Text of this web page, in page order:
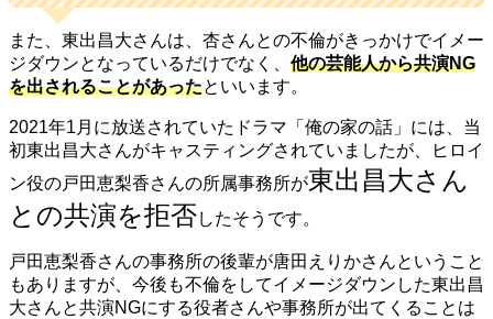
また、東出昌大さんは、杏さんとの不倫がきっかけでイメー
ジダウンとなっているだけでなく、 他の芸能人から共演NG
を出されることがあったといいます。
2021年1月に放送されていたドラマ「俺の家の話」には、当
初東出昌大さんがキャスティングされていましたが、ヒロイ
ン役の戸田恵梨香さんの所属事務所が東出昌大さん
との共演を拒否したそうです。
戸田恵梨香さんの事務所の後輩が唐田えりかさんということ
もありますが、今後も不倫をしてイメージダウンした東出昌
大さんと共演NGにする役者さんや事務所が出てくることは